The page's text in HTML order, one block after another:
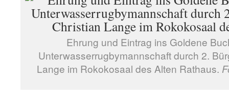
Ehrung und Eintrag ins Goldene
Unterwasserrugbymannschaft durch 2.
Lange im Rokokosaal des Alten Rathaus.